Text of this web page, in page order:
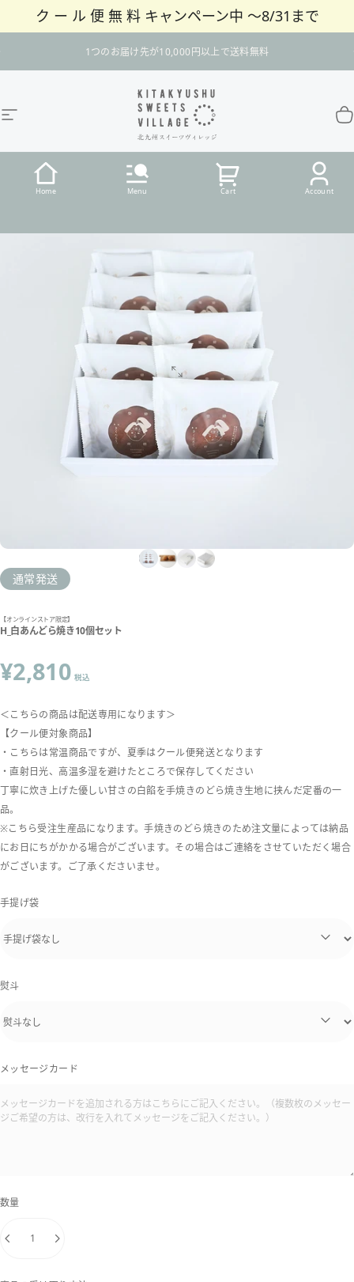
ク ー ル 便 無 料 キャンペーン中 〜8/31まで
1つのお届け先が10,000円以上で送料無料
スライドショーを一時停止
サイトナビゲーション 北九州スイーツヴィレッジ / 公式オンラインショ
Home Menu Cart Account
通常発送
【オンラインストア限定】
H_白あんどら焼き10個セット
¥2,810 税込
＜こちらの商品は配送専用になります＞
【クール便対象商品】
・こちらは常温商品ですが、夏季はクール便発送となります
・直射日光、高温多湿を避けたところで保存してください
丁寧に炊き上げた優しい甘さの白餡を手焼きのどら焼き生地に挟んだ定番の一
品。
※こちら受注生産品になります。手焼きのどら焼きのため注文量によっては納品
にお日にちがかかる場合がございます。その場合はご連絡をさせていただく場合
がございます。ご了承くださいませ。
手提げ袋
熨斗
メッセージカード
数量